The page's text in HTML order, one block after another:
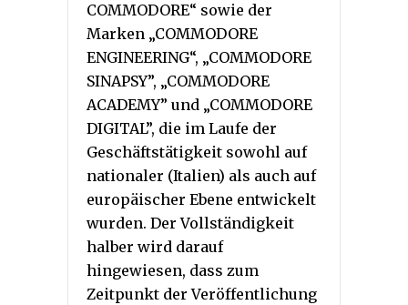
COMMODORE“ sowie der
Marken „COMMODORE
ENGINEERING“, „COMMODORE
SINAPSY”, „COMMODORE
ACADEMY” und „COMMODORE
DIGITAL”, die im Laufe der
Geschäftstätigkeit sowohl auf
nationaler (Italien) als auch auf
europäischer Ebene entwickelt
wurden. Der Vollständigkeit
halber wird darauf
hingewiesen, dass zum
Zeitpunkt der Veröffentlichung